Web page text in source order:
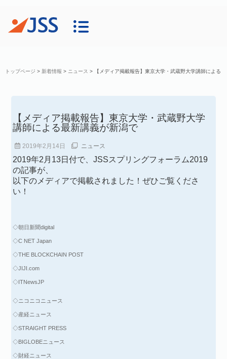
トップページ > 新着情報 > ニュース > 【メディア掲載報告】東京大学・武蔵野大学講師による
【メディア掲載報告】東京大学・武蔵野大学
講師による最新講義が新潟で
2019年2月14日 ニュース
2019年2月13日付で、JSSスプリングフォーラム2019
の記事が、
以下のメディアで掲載されました！ぜひご覧くださ
い！
◇朝日新聞digital
◇C NET Japan
◇THE BLOCKCHAIN POST
◇JIJI.com
◇ITNewsJP
◇ニコニコニュース
◇産経ニュース
◇STRAIGHT PRESS
◇BIGLOBEニュース
◇財経ニュース